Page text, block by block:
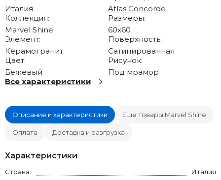
Италия
Atlas Concorde
Коллекция:
Marvel Shine
Размеры:
60x60
Элемент:
Керамогранит
Поверхность:
Сатинированная
Цвет:
Бежевый
Рисунок:
Под мрамор
Все характеристики
Описание и характеристики Еще товары Marvel Shine
Оплата Доставка и разгрузка
Характеристики
Страна:
Италия